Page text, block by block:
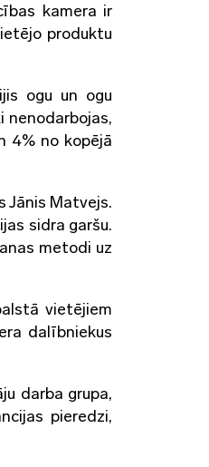
kamera ir
produktu
ogu un ogu
nenodarbojas,
4% no kopējā
Jānis Matvejs.
sidra garšu.
metodi uz
vietējiem
dalībniekus
darba grupa,
pieredzi,